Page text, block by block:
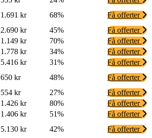
1.691 kr 68%
Få offerter
2.690 kr 45%
Få offerter
1.149 kr 70%
Få offerter
1.778 kr 34%
Få offerter
5.416 kr 31%
Få offerter
650 kr 48%
Få offerter
554 kr 27%
Få offerter
1.426 kr 80%
Få offerter
1.406 kr 51%
Få offerter
5.130 kr 42%
Få offerter